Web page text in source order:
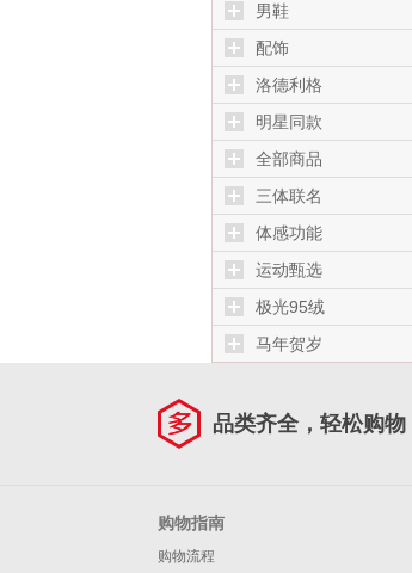
男鞋
配饰
洛德利格
明星同款
全部商品
三体联名
体感功能
运动甄选
极光95绒
马年贺岁
品类齐全，轻松购物
购物指南
购物流程